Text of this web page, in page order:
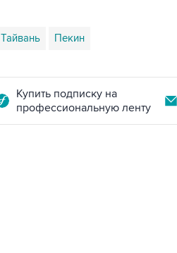
Тайвань Пекин
Купить подписку на
профессиональную ленту